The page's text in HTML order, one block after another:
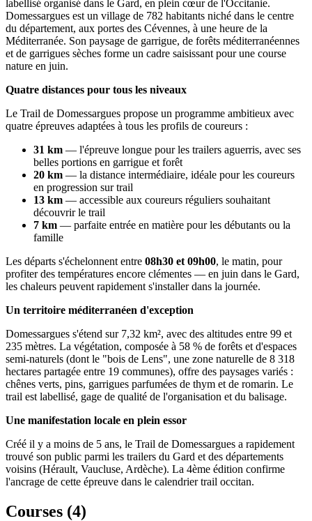
labellisé organisé dans le Gard, en plein cœur de l'Occitanie.
Domessargues est un village de 782 habitants niché dans le centre
du département, aux portes des Cévennes, à une heure de la
Méditerranée. Son paysage de garrigue, de forêts méditerranéennes
et de garrigues sèches forme un cadre saisissant pour une course
nature en juin.
Quatre distances pour tous les niveaux
Le Trail de Domessargues propose un programme ambitieux avec
quatre épreuves adaptées à tous les profils de coureurs :
31 km — l'épreuve longue pour les trailers aguerris, avec ses
belles portions en garrigue et forêt
20 km — la distance intermédiaire, idéale pour les coureurs
en progression sur trail
13 km — accessible aux coureurs réguliers souhaitant
découvrir le trail
7 km — parfaite entrée en matière pour les débutants ou la
famille
Les départs s'échelonnent entre 08h30 et 09h00, le matin, pour
profiter des températures encore clémentes — en juin dans le Gard,
les chaleurs peuvent rapidement s'installer dans la journée.
Un territoire méditerranéen d'exception
Domessargues s'étend sur 7,32 km², avec des altitudes entre 99 et
235 mètres. La végétation, composée à 58 % de forêts et d'espaces
semi-naturels (dont le "bois de Lens", une zone naturelle de 8 318
hectares partagée entre 19 communes), offre des paysages variés :
chênes verts, pins, garrigues parfumées de thym et de romarin. Le
trail est labellisé, gage de qualité de l'organisation et du balisage.
Une manifestation locale en plein essor
Créé il y a moins de 5 ans, le Trail de Domessargues a rapidement
trouvé son public parmi les trailers du Gard et des départements
voisins (Hérault, Vaucluse, Ardèche). La 4ème édition confirme
l'ancrage de cette épreuve dans le calendrier trail occitan.
Courses (4)